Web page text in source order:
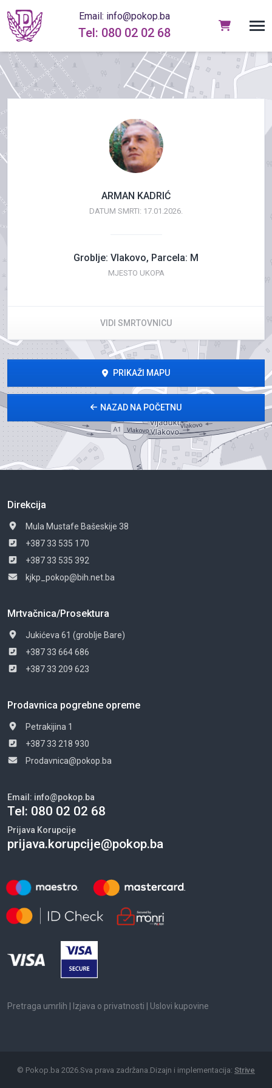
Email: info@pokop.ba
Tel: 080 02 02 68
ARMAN KADRIĆ
DATUM SMRTI: 17.01.2026.
Groblje: Vlakovo, Parcela: M
MJESTO UKOPA
VIDI SMRTOVNICU
PRIKAŽI MAPU
NAZAD NA POČETNU
Direkcija
Mula Mustafe Bašeskije 38
+387 33 535 170
+387 33 535 392
kjkp_pokop@bih.net.ba
Mrtvačnica/Prosektura
Jukićeva 61 (groblje Bare)
+387 33 664 686
+387 33 209 623
Prodavnica pogrebne opreme
Petrakijina 1
+387 33 218 930
Prodavnica@pokop.ba
Email: info@pokop.ba
Tel: 080 02 02 68
Prijava Korupcije
prijava.korupcije@pokop.ba
Pretraga umrlih Izjava o privatnosti Uslovi kupovine
© Pokop.ba 2026.Sva prava zadržana.Dizajn i implementacija: Strive